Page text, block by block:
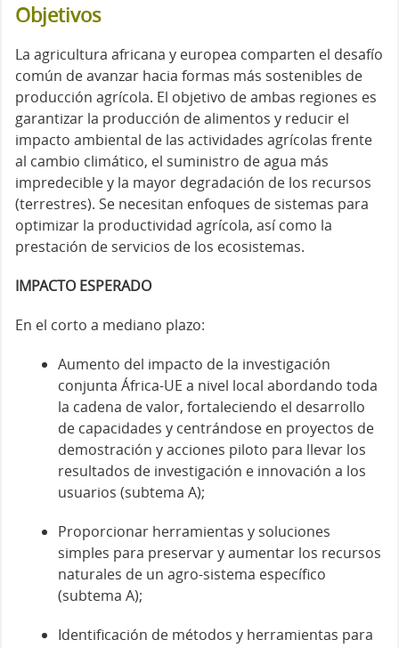
Objetivos
La agricultura africana y europea comparten el desafío
común de avanzar hacia formas más sostenibles de
producción agrícola. El objetivo de ambas regiones es
garantizar la producción de alimentos y reducir el
impacto ambiental de las actividades agrícolas frente
al cambio climático, el suministro de agua más
impredecible y la mayor degradación de los recursos
(terrestres). Se necesitan enfoques de sistemas para
optimizar la productividad agrícola, así como la
prestación de servicios de los ecosistemas.
IMPACTO ESPERADO
En el corto a mediano plazo:
Aumento del impacto de la investigación
conjunta África-UE a nivel local abordando toda
la cadena de valor, fortaleciendo el desarrollo
de capacidades y centrándose en proyectos de
demostración y acciones piloto para llevar los
resultados de investigación e innovación a los
usuarios (subtema A);
Proporcionar herramientas y soluciones
simples para preservar y aumentar los recursos
naturales de un agro-sistema específico
(subtema A);
Identificación de métodos y herramientas para